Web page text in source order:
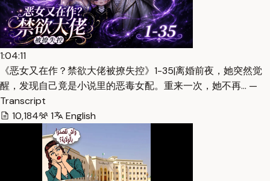
1:04:11
《恶女又在作？禁欲大佬被撩失控》1-35|离婚前夜，她突然觉
醒，发现自己竟是小说里的恶毒女配。重来一次，她不再… —
Transcript
10,184
1 English